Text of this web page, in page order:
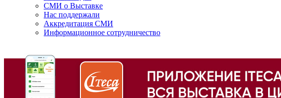
СМИ о Выставке
Нас поддержали
Аккредитация СМИ
Информационное сотрудничество